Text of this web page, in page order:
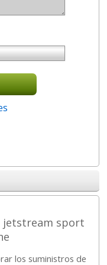
jetstream sport
los suministros de